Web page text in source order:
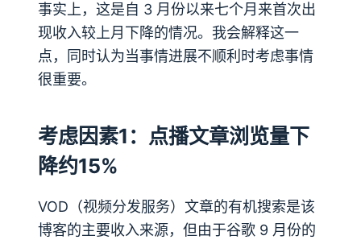
事实上，这是自 3 月份以来七个月来首次出
现收入较上月下降的情况。我会解释这一
点，同时认为当事情进展不顺利时考虑事情
很重要。
考虑因素1：点播文章浏览量下
降约15%
VOD（视频分发服务）文章的有机搜索是该
博客的主要收入来源，但由于谷歌 9 月份的